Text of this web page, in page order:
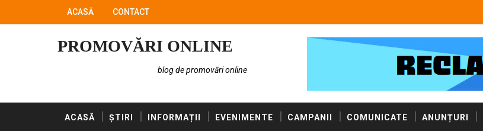
ACASĂ CONTACT
PROMOVĂRI ONLINE
blog de promovări online
ACASĂ ȘTIRI INFORMAȚII EVENIMENTE CAMPANII COMUNICATE ANUNȚURI